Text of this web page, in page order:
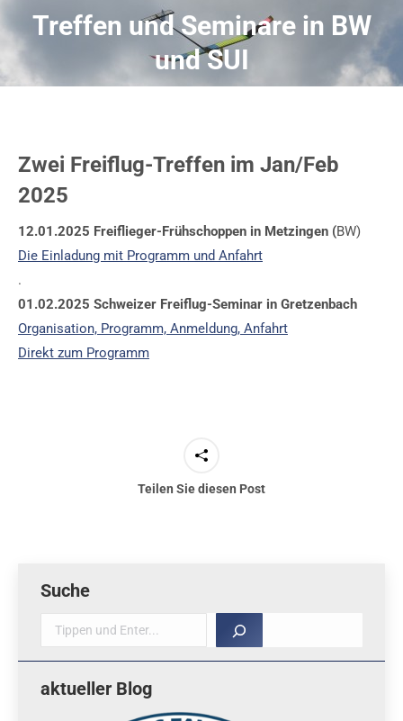
Treffen und Seminare in BW
und SUI
Zwei Freiflug-Treffen im Jan/Feb
2025
12.01.2025 Freiflieger-Frühschoppen in Metzingen (BW)
Die Einladung mit Programm und Anfahrt
.
01.02.2025 Schweizer Freiflug-Seminar in Gretzenbach
Organisation, Programm, Anmeldung, Anfahrt
Direkt zum Programm
Teilen Sie diesen Post
Suche
Suche
aktueller Blog